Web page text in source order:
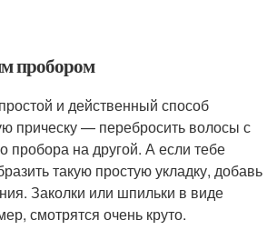
пробором
и действенный способ
прическу — перебросить волосы с
пробора на другой. А если тебе
такую простую укладку, добавь
Заколки или шпильки в виде
смотрятся очень круто.